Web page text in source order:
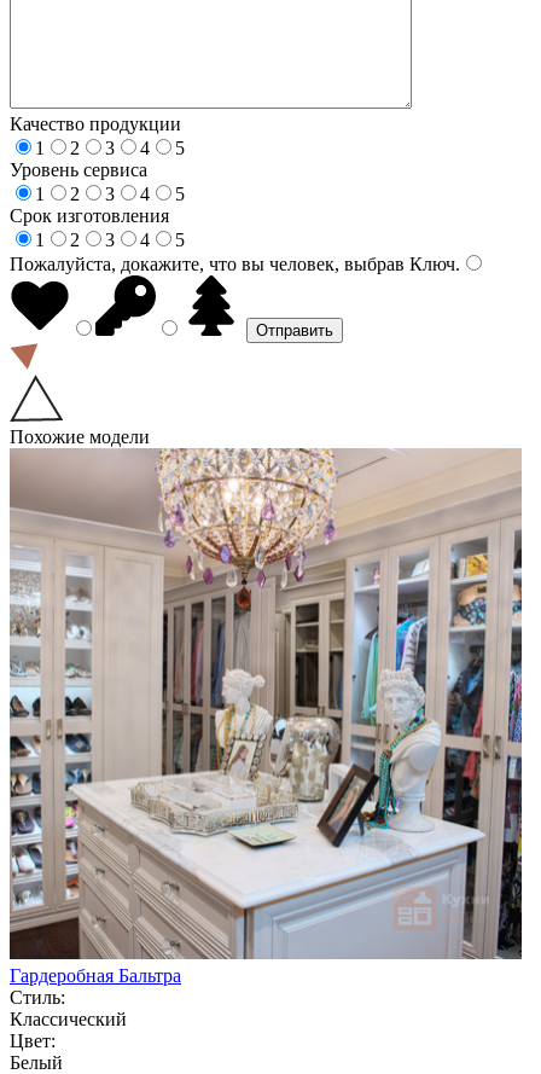
Качество продукции
1
2 3 4
5
Уровень сервиса
1
2 3 4
5
Срок изготовления
1
2 3 4
5
Пожалуйста, докажите, что вы человек, выбрав Ключ.
Похожие модели
Гардеробная Бальтра
Стиль:
Классический
Цвет:
Белый